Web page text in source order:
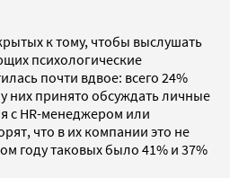
к тому, чтобы выслушать
психологические
почти вдвое: всего 24%
них принято обсуждать личные
с HR-менеджером или
что в их компании это не
году таковых было 41% и 37%